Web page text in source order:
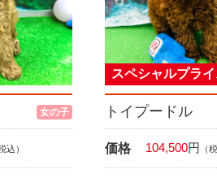
女の子
込）
トイプードル
スペシャルプラ
価格 104,500円 （